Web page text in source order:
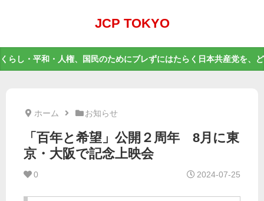
JCP TOKYO
くらし・平和・人権、国民のためにブレずにはたらく日本共産党を、
ホーム お知らせ
「百年と希望」公開２周年 8月に東
京・大阪で記念上映会
0 2024-07-25